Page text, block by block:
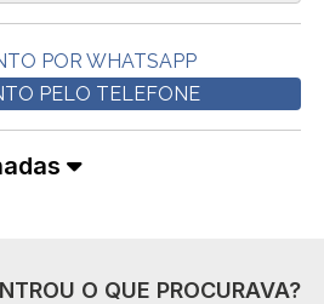
POR WHATSAPP
PELO TELEFONE
O QUE PROCURAVA?